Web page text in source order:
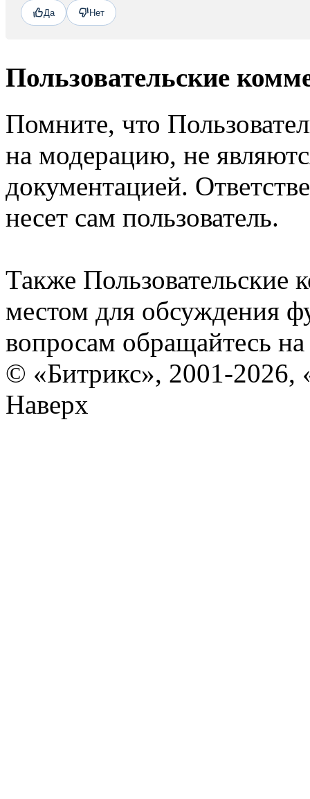
Да Нет
Пользовательские
Помните, что
на модерацию, не
документацией.
несет сам пользователь.
Также Пользовательские
местом для обсуждения
вопросам обращайтесь
© «Битрикс», 2001-2026,
Наверх